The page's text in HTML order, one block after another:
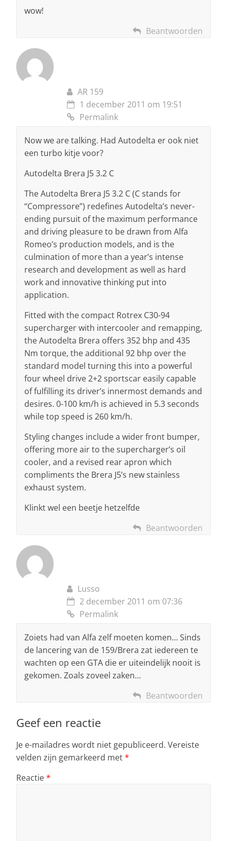
wow!
Beantwoorden
AR 159
1 december 2011 om 19:51
Permalink
Now we are talking. Had Autodelta er ook niet
een turbo kitje voor?
Autodelta Brera J5 3.2 C
The Autodelta Brera J5 3.2 C (C stands for
“Compressore”) redefines Autodelta’s never-
ending pursuit of the maximum performance
and driving pleasure to be drawn from Alfa
Romeo’s production models, and is the
culmination of more than a year’s intense
research and development as well as hard
work and innovative thinking put into
application.
Fitted with the compact Rotrex C30-94
supercharger with intercooler and remapping,
the Autodelta Brera offers 352 bhp and 435
Nm torque, the additional 92 bhp over the
standard model turning this into a powerful
four wheel drive 2+2 sportscar easily capable
of fulfilling its driver’s innermost demands and
desires. 0-100 km/h is achieved in 5.3 seconds
while top speed is 260 km/h.
Styling changes include a wider front bumper,
offering more air to the supercharger’s oil
cooler, and a revised rear apron which
compliments the Brera J5’s new stainless
exhaust system.
Klinkt wel een beetje hetzelfde
Beantwoorden
Lusso
2 december 2011 om 07:36
Permalink
Zoiets had van Alfa zelf moeten komen… Sinds
de lancering van de 159/Brera zat iedereen te
wachten op een GTA die er uiteindelijk nooit is
gekomen. Zoals zoveel zaken…
Beantwoorden
Geef een reactie
Je e-mailadres wordt niet gepubliceerd. Vereiste
velden zijn gemarkeerd met*
Reactie*